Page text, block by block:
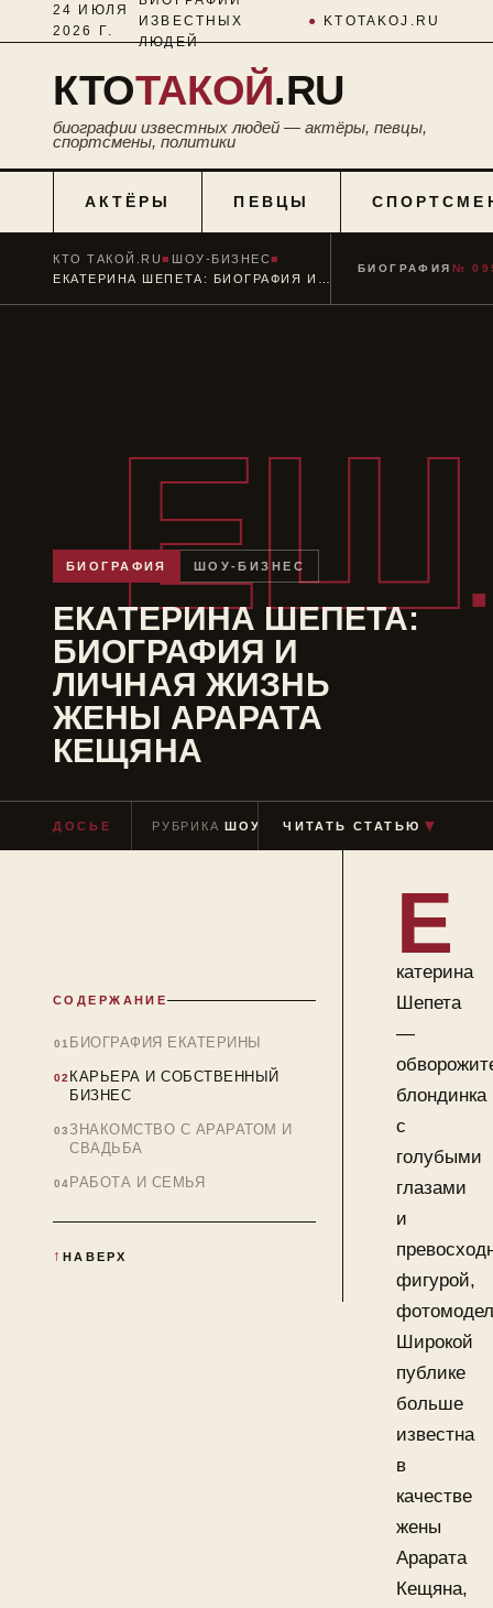
24 ИЮЛЯ
2026 Г.
ИЗВЕСТНЫХ
ЛЮДЕЙ
● KTOTAKOJ.RU
КТОТАКОЙ.RU
биографии известных людей — актёры, певцы,
спортсмены, политики
АКТЁРЫ ПЕВЦЫ
ЕШ
КТО ТАКОЙ.RU■ ШОУ-БИЗНЕС■
БИОГРАФИЯ №
БИОГРАФИЯ ШОУ-БИЗНЕС
ЕКАТЕРИНА ШЕПЕТА:
БИОГРАФИЯ И
ЛИЧНАЯ ЖИЗНЬ
ЖЕНЫ АРАРАТА
КЕЩЯНА
ДОСЬЕ РУБРИКАШОУ-БИЗНЕС ЧТЕНИЕ
ЧИТАТЬ СТАТЬЮ ▼
СОДЕРЖАНИЕ
БИОГРАФИЯ ЕКАТЕРИНЫ
КАРЬЕРА И СОБСТВЕННЫЙ
БИЗНЕС
ЗНАКОМСТВО С АРАРАТОМ И
СВАДЬБА
РАБОТА И СЕМЬЯ
НАВЕРХ
Е
катерина
Шепета
—
блондинка
с
голубыми
глазами
и
фигурой,
Широкой
публике
больше
известна
в
качестве
жены
Арарата
Кещяна,